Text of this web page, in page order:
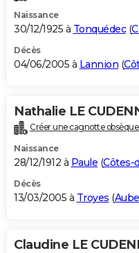
Naissance
30/12/1925 à Tonquédec(
Décès
04/06/2005 à Lannion (
Nathalie LE
Créer une cagnotte
Naissance
28/12/1912 à Paule (Côtes-
Décès
13/03/2005 à Troyes (Aube
Claudine LE